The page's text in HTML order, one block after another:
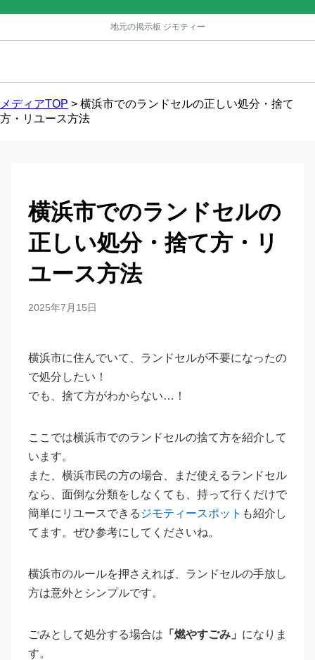
地元の掲示板 ジモティー
メディアTOP > 横浜市でのランドセルの正しい処分・捨て
方・リユース方法
横浜市でのランドセルの
正しい処分・捨て方・リ
ユース方法
2025年7月15日
横浜市に住んでいて、ランドセルが不要になったの
で処分したい！
でも、捨て方がわからない…！
ここでは横浜市でのランドセルの捨て方を紹介して
います。
また、横浜市民の方の場合、まだ使えるランドセル
なら、面倒な分類をしなくても、持って行くだけで
簡単にリユースできる ジモティースポット も紹介し
てます。ぜひ参考にしてくださいね。
横浜市のルールを押さえれば、ランドセルの手放し
方は意外とシンプルです。
ごみとして処分する場合は 「燃やすごみ」 になりま
す。